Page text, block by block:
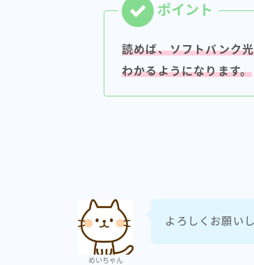
読めば、ソフトバンク
わかるようになります。
めいちゃん
よろしくお願い